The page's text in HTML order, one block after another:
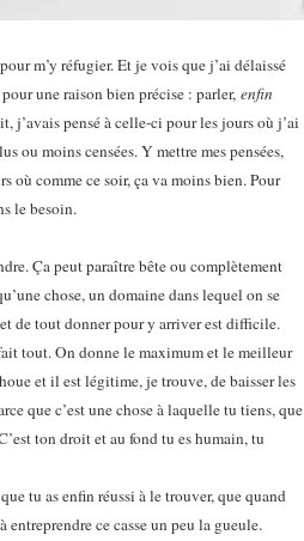
m’y réfugier. Et je vois que j’ai délaissé
une raison bien précise : parler, enfin
j’avais pensé à celle-ci pour les jours où j’ai
ou moins censées. Y mettre mes pensées,
où comme ce soir, ça va moins bien. Pour
le besoin.
Ça peut paraître bête ou complètement
chose, un domaine dans lequel on se
de tout donner pour y arriver est difficile.
tout. On donne le maximum et le meilleur
et il est légitime, je trouve, de baisser les
que c’est une chose à laquelle tu tiens, que
ton droit et au fond tu es humain, tu
tu as enfin réussi à le trouver, que quand
entreprendre ce casse un peu la gueule.